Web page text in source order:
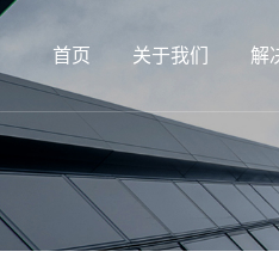
首页 关于我们 解